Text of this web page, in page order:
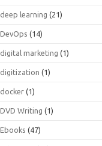
deep learning (21)
DevOps (14)
digital marketing (1)
digitization (1)
docker (1)
DVD Writing (1)
Ebooks (47)